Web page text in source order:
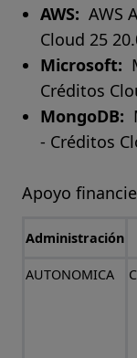
AWS: AWS
Cloud 25
Microsoft:
Créditos
MongoDB:
- Créditos
Apoyo
Administración
AUTONOMICA